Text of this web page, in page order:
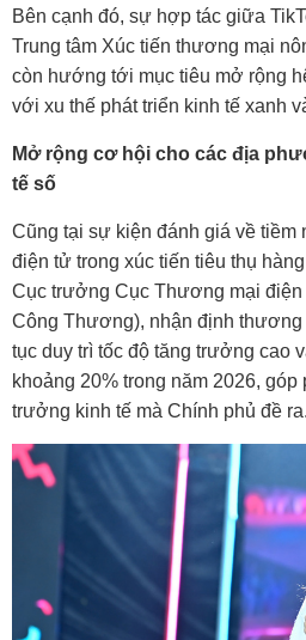
Bên cạnh đó, sự hợp tác giữa
Trung tâm Xúc tiến thương mại
còn hướng tới mục tiêu mở rộng
với xu thế phát triển kinh tế xanh
Mở rộng cơ hội cho các địa
tế số
Cũng tại sự kiện đánh giá về tiềm
điện tử trong xúc tiến tiêu thụ
Cục trưởng Cục Thương mại điện
Công Thương), nhận định
tục duy trì tốc độ tăng trưởng cao
khoảng 20% trong năm 2026,
trưởng kinh tế mà Chính phủ đề ra.